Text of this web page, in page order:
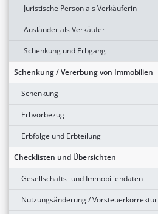
Juristische Person als Verkäuferin
Ausländer als Verkäufer
Schenkung und Erbgang
Schenkung / Vererbung von Immobilien
Schenkung
Erbvorbezug
Erbfolge und Erbteilung
Checklisten und Übersichten
Gesellschafts- und Immobiliendaten
Nutzungsänderung / Vorsteuerkorrektur